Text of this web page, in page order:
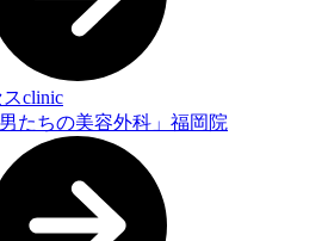
clinic
たちの美容外科」福岡院